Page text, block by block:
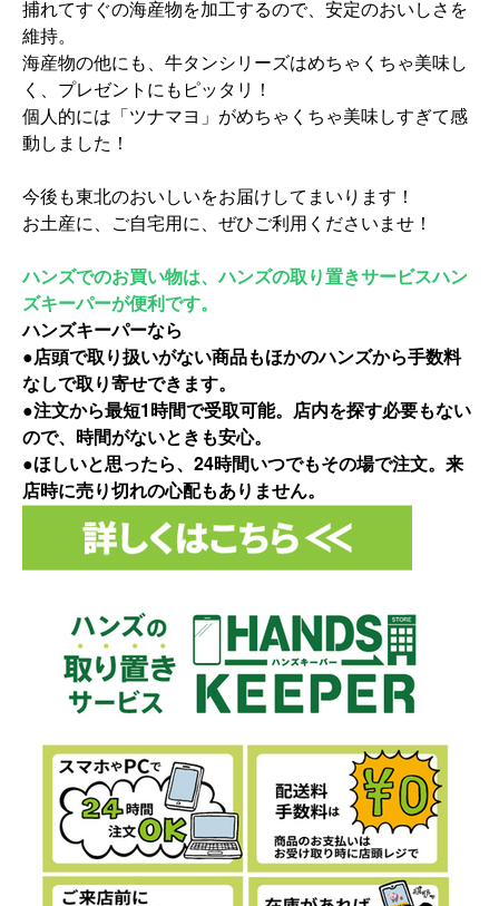
捕れてすぐの海産物を加工するので、安定のおいしさを
維持。
海産物の他にも、牛タンシリーズはめちゃくちゃ美味し
く、 プレゼントにもピッタリ！
個人的には「ツナマヨ」 がめちゃくちゃ美味しすぎて感
動しました！
今後も東北のおいしいをお届けしてまいります！
お土産に、ご自宅用に、ぜひご利用くださいませ！
ハンズでのお買い物は、ハンズの取り置きサービスハン
ズキーパーが便利です。
ハンズキーパーなら
●店頭で取り扱いがない商品もほかのハンズから手数料
なしで取り寄せできます。
●注文から最短1時間で受取可能。店内を探す必要もない
ので、時間がないときも安心。
●ほしいと思ったら、24時間いつでもその場で注文。来
店時に売り切れの心配もありません。